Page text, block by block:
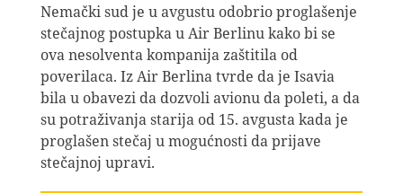
Nemački sud je u avgustu odobrio proglašenje
stečajnog postupka u Air Berlinu kako bi se
ova nesolventa kompanija zaštitila od
poverilaca. Iz Air Berlina tvrde da je Isavia
bila u obavezi da dozvoli avionu da poleti, a da
su potraživanja starija od 15. avgusta kada je
proglašen stečaj u mogućnosti da prijave
stečajnoj upravi.